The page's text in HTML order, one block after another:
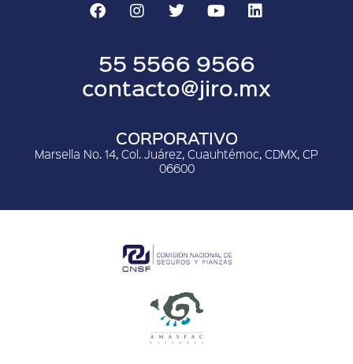
55 5566 9566
contacto@jiro.mx
CORPORATIVO
Marsella No. 14, Col. Juárez, Cuauhtémoc, CDMX, CP
06600